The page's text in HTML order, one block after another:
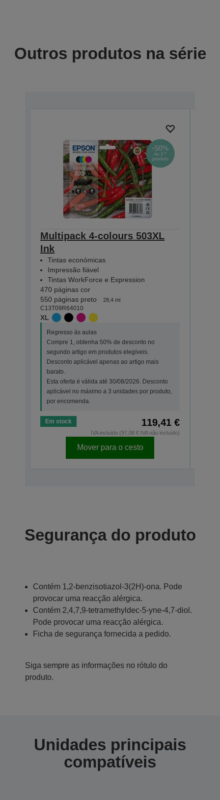
Outros produtos na série
Multipack 4-colours 503XL
Ink
Tintas económicas
Impressão fiável
Tintas WorkForce e Expression
470 páginas cor
550 páginas preto
28,4 ml
C13T09R64010
XL
Regresso às aulas
Compre 1, obtenha 50% de desconto no
segundo artigo em produtos elegíveis.
Desconto aplicável apenas ao artigo mais
barato.
Esta oferta é válida até 30/08/2026. Desconto
aplicável no máximo a 3 unidades por produto,
por encomenda.
Em stock 119,41 €
IVA incluído (97,08 € IVA não incluído)
Mover para o cesto
Segurança do produto
Contém 1,2-benzisotiazol-3(2H)-ona. Pode
provocar uma reacção alérgica.
Contém 2,4,7,9-tetramethyldec-5-yne-4,7-diol.
Pode provocar uma reacção alérgica.
Ficha de segurança fornecida a pedido.
Siga sempre as informações no rótulo do
produto.
Unidades principais
compatíveis